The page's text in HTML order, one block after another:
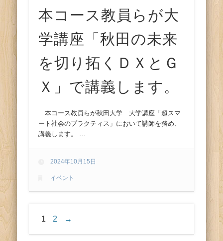
本コース教員らが大
学講座「秋田の未来
を切り拓くＤＸとＧ
Ｘ」で講義します。
本コース教員らが秋田大学 大学講座「超スマ
ート社会のプラクティス」において講師を務め、
講義します。 …
2024年10月15日
イベント
1 2 →